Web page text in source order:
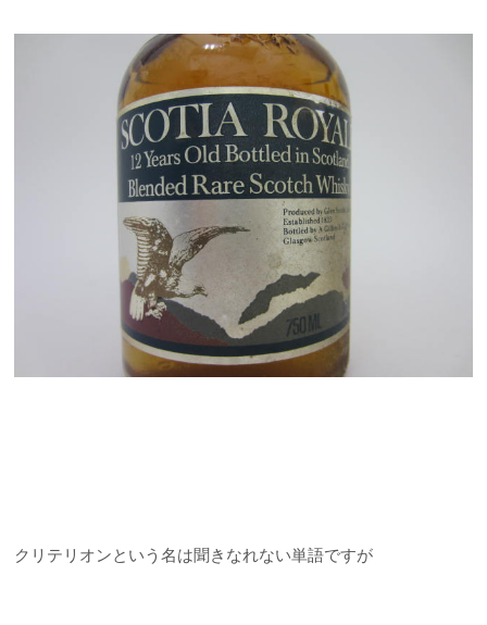
クリテリオンという名は聞きなれない単語ですが